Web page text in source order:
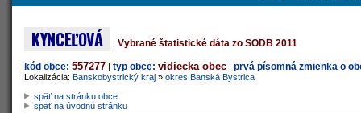
KYNCEĽOVÁ | Vybrané štatistické dáta zo SODB 2011
kód obce: 557277 | typ obce: vidiecka obec | prvá písomná zmienka o
Lokalizácia: Banskobystrický kraj » okres Banská Bystrica
späť na stránku obce
späť na úvodnú stránku